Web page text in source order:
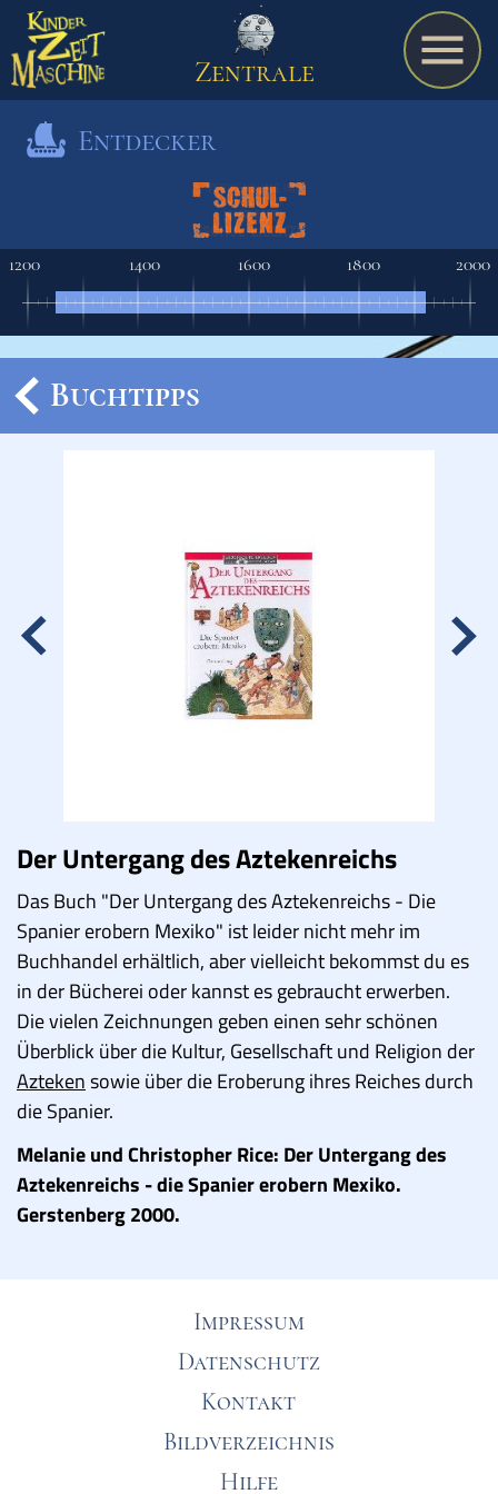
A bis Z
Termine
Zentrale
Entdecker
1200 1400 1600 1800 2000
Karte
Quiz
Memospiel
Buchtipps
Schulmaterialien
Museen
Buchtipps
Der Untergang des Aztekenreichs
Das Buch "Der Untergang des Aztekenreichs - Die
Spanier erobern Mexiko" ist leider nicht mehr im
Buchhandel erhältlich, aber vielleicht bekommst du es
in der Bücherei oder kannst es gebraucht erwerben.
Die vielen Zeichnungen geben einen sehr schönen
Überblick über die Kultur, Gesellschaft und Religion der
Aztekensowie über die Eroberung ihres Reiches durch
die Spanier.
Melanie und Christopher Rice: Der Untergang des
Aztekenreichs - die Spanier erobern Mexiko.
Gerstenberg 2000.
Impressum
Datenschutz
Kontakt
Bildverzeichnis
Hilfe